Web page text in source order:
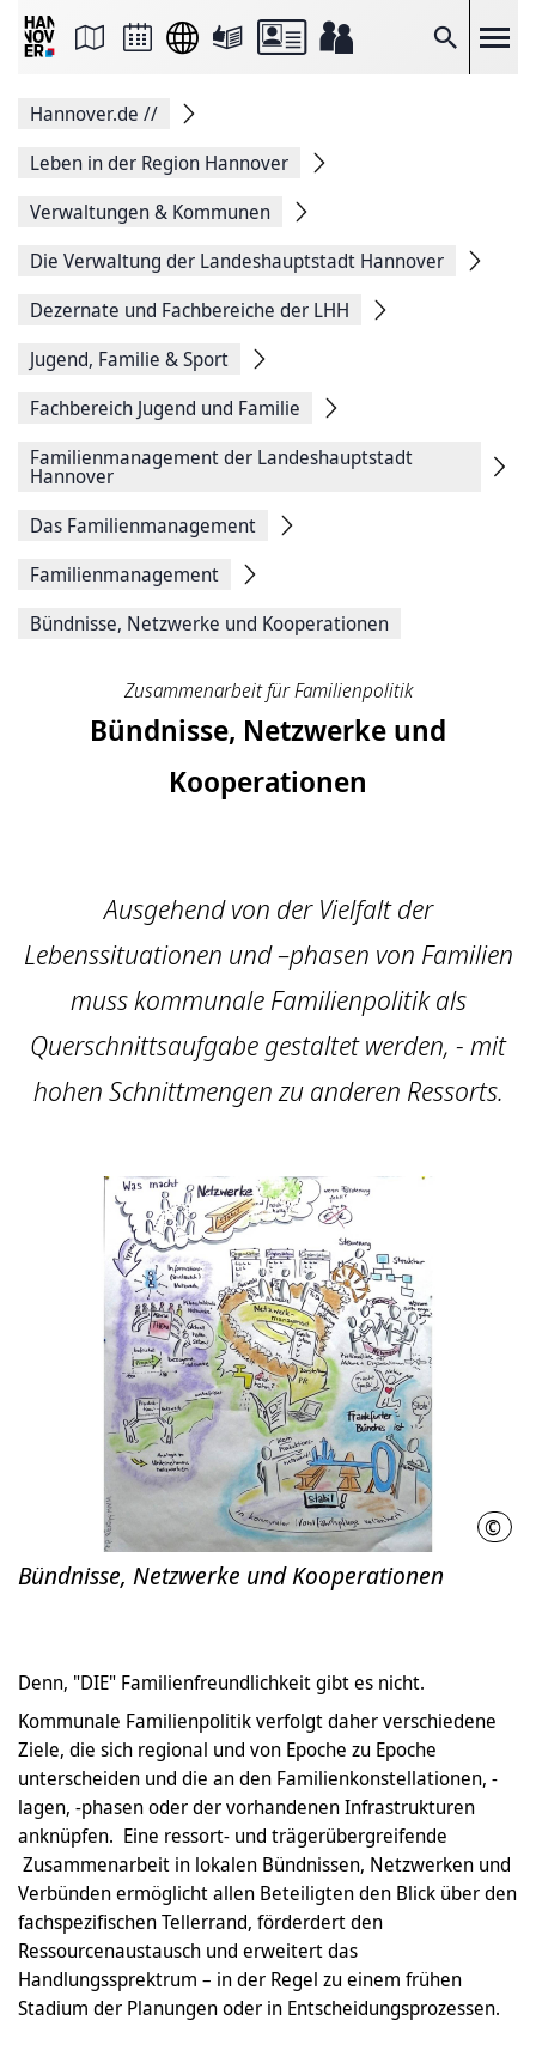
Suche
Seite
Facebook
teilen
Seitenlink
Seite
Hannover.de //
Leben in der Region Hannover
Verwaltungen & Kommunen
Die Verwaltung der Landeshauptstadt Hannover
Dezernate und Fachbereiche der LHH
Jugend, Familie & Sport
Fachbereich Jugend und Familie
Familienmanagement der Landeshauptstadt
Hannover
Das Familienmanagement
Familienmanagement
Bündnisse, Netzwerke und Kooperationen
Zusammenarbeit für Familienpolitik
Bündnisse, Netzwerke und
Kooperationen
Ausgehend von der Vielfalt der
Lebenssituationen und –phasen von Familien
muss kommunale Familienpolitik als
Querschnittsaufgabe gestaltet werden, - mit
hohen Schnittmengen zu anderen Ressorts.
© LHH
Bündnisse, Netzwerke und Kooperationen
Denn, "DIE" Familienfreundlichkeit gibt es nicht.
Kommunale Familienpolitik verfolgt daher verschiedene
Ziele, die sich regional und von Epoche zu Epoche
unterscheiden und die an den Familienkonstellationen, -
lagen, -phasen oder der vorhandenen Infrastrukturen
anknüpfen. Eine ressort- und trägerübergreifende
Zusammenarbeit in lokalen Bündnissen, Netzwerken und
Verbünden ermöglicht allen Beteiligten den Blick über den
fachspezifischen Tellerrand, förderdert den
Ressourcenaustausch und erweitert das
Handlungssprektrum – in der Regel zu einem frühen
Stadium der Planungen oder in Entscheidungsprozessen.